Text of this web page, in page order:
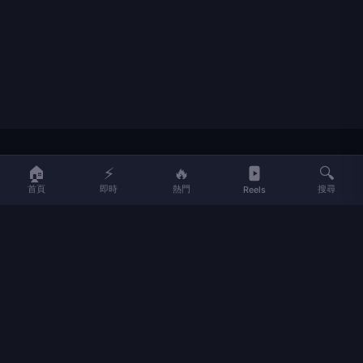
LIFE
LIFE 生活網是台灣領先的生活資訊平台，提供即時新聞、生活、健康、
🏠
首頁
⚡
即時
🔥
熱門 Reels
🔍
搜尋